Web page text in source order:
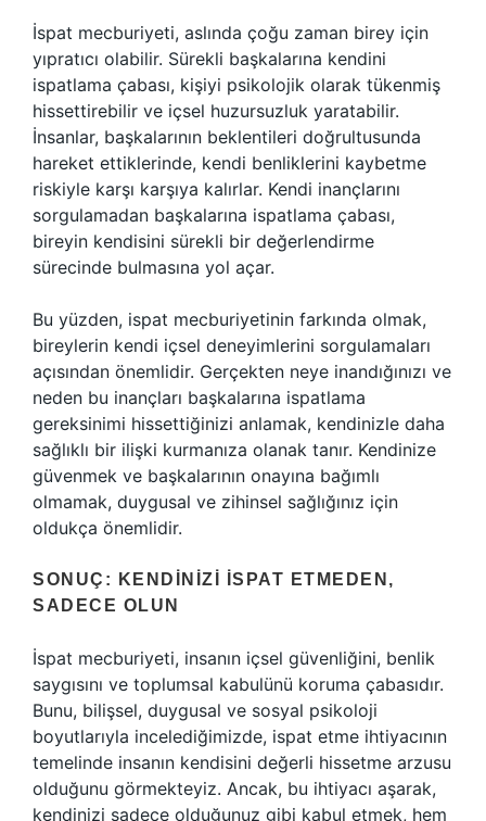
İspat mecburiyeti, aslında çoğu zaman birey için
yıpratıcı olabilir. Sürekli başkalarına kendini
ispatlama çabası, kişiyi psikolojik olarak tükenmiş
hissettirebilir ve içsel huzursuzluk yaratabilir.
İnsanlar, başkalarının beklentileri doğrultusunda
hareket ettiklerinde, kendi benliklerini kaybetme
riskiyle karşı karşıya kalırlar. Kendi inançlarını
sorgulamadan başkalarına ispatlama çabası,
bireyin kendisini sürekli bir değerlendirme
sürecinde bulmasına yol açar.
Bu yüzden, ispat mecburiyetinin farkında olmak,
bireylerin kendi içsel deneyimlerini sorgulamaları
açısından önemlidir. Gerçekten neye inandığınızı ve
neden bu inançları başkalarına ispatlama
gereksinimi hissettiğinizi anlamak, kendinizle daha
sağlıklı bir ilişki kurmanıza olanak tanır. Kendinize
güvenmek ve başkalarının onayına bağımlı
olmamak, duygusal ve zihinsel sağlığınız için
oldukça önemlidir.
SONUÇ: KENDINIZI İSPAT ETMEDEN,
SADECE OLUN
İspat mecburiyeti, insanın içsel güvenliğini, benlik
saygısını ve toplumsal kabulünü koruma çabasıdır.
Bunu, bilişsel, duygusal ve sosyal psikoloji
boyutlarıyla incelediğimizde, ispat etme ihtiyacının
temelinde insanın kendisini değerli hissetme arzusu
olduğunu görmekteyiz. Ancak, bu ihtiyacı aşarak,
kendinizi sadece olduğunuz gibi kabul etmek, hem